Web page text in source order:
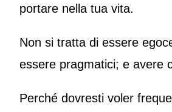
portare nella tua vita.
Non si tratta di essere
essere pragmatici; e avere
Perché dovresti voler